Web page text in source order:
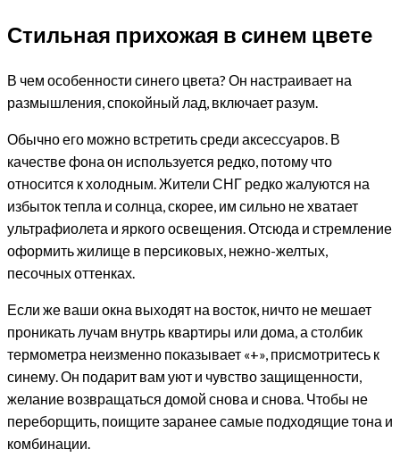
Стильная прихожая в синем цвете
В чем особенности синего цвета? Он настраивает на
размышления, спокойный лад, включает разум.
Обычно его можно встретить среди аксессуаров. В
качестве фона он используется редко, потому что
относится к холодным. Жители СНГ редко жалуются на
избыток тепла и солнца, скорее, им сильно не хватает
ультрафиолета и яркого освещения. Отсюда и стремление
оформить жилище в персиковых, нежно-желтых,
песочных оттенках.
Если же ваши окна выходят на восток, ничто не мешает
проникать лучам внутрь квартиры или дома, а столбик
термометра неизменно показывает «+», присмотритесь к
синему. Он подарит вам уют и чувство защищенности,
желание возвращаться домой снова и снова. Чтобы не
переборщить, поищите заранее самые подходящие тона и
комбинации.